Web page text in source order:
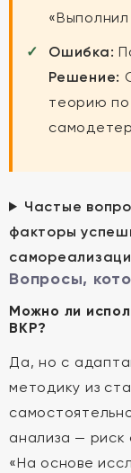
Ошибка:
Решение:
теорию
Частые
факторы
Вопросы,
Можно ли
ВКР?
Да, но с
методику из
анализа — риск
«На основе